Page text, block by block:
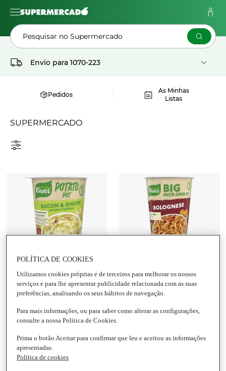
Pesquisar no Supermercado
Envio para 1070-223
Pedidos
As Minhas
Listas
SUPERMERCADO
2,49 €
42,93 € / Kg
Potato Pot Bacon &
Embalagem|58 G
3,35 €
38,07 € / Kg
Big Pasta Pot
Embalagem|88 G
POLÍTICA DE COOKIES
Utilizamos cookies próprias e de terceiros para melhorar os nossos
serviços e para lhe apresentar publicidade relacionada com as suas
preferências, analisando os seus hábitos de navegação.
Para mais informações, ou para saber como alterar as configurações,
consulte a nossa Política de Cookies.
Prima o botão Aceitar para confirmar que leu e aceitou as informações
apresentadas.
Política de cookies